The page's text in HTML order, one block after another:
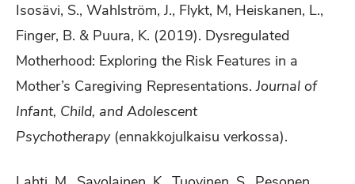
Isosävi, S., Wahlström, J., Flykt, M, Heiskanen, L.,
Finger, B. & Puura, K. (2019). Dysregulated
Motherhood: Exploring the Risk Features in a
Mother’s Caregiving Representations.Journal of
Infant, Child, and Adolescent
Psychotherapy (ennakkojulkaisu verkossa).